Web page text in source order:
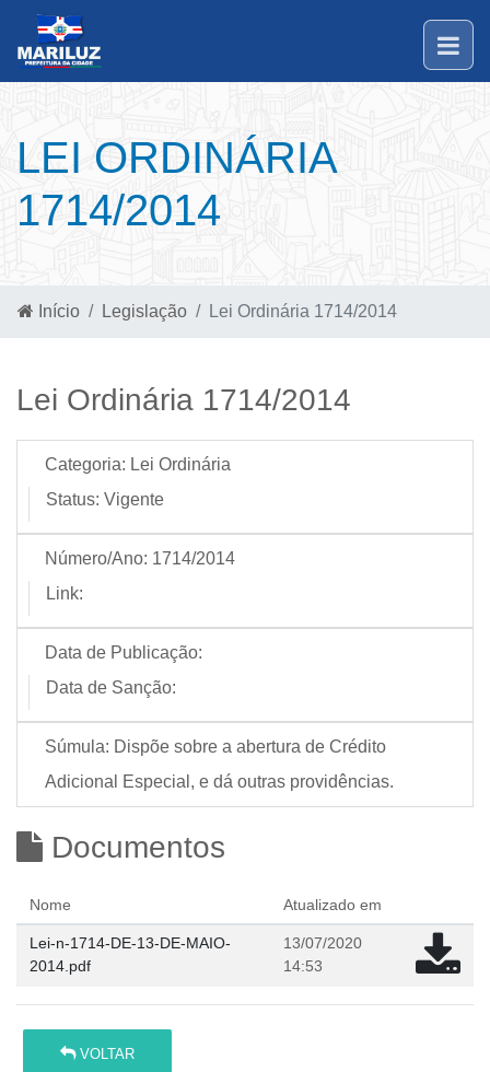
LEI ORDINÁRIA
1714/2014
Início Legislação Lei Ordinária 1714/2014
Lei Ordinária 1714/2014
Categoria: Lei Ordinária
Status: Vigente
Número/Ano: 1714/2014
Link:
Data de Publicação:
Data de Sanção:
Súmula: Dispõe sobre a abertura de Crédito
Adicional Especial, e dá outras providências.
Documentos
Nome Atualizado em
Lei-n-1714-DE-13-DE-MAIO-
2014.pdf
13/07/2020
14:53
VOLTAR